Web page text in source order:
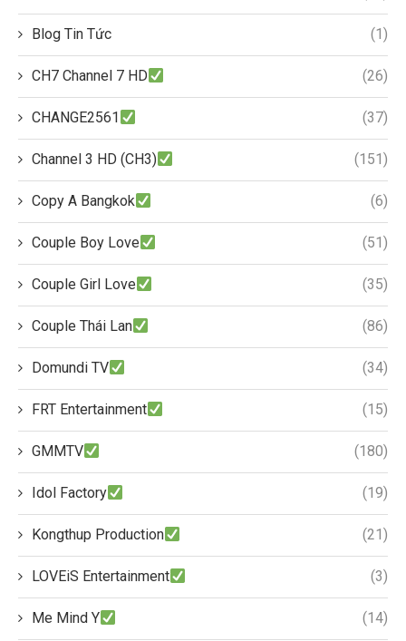
Blog Tin Tức (1)
CH7 Channel 7 HD (26)
CHANGE2561 (37)
Channel 3 HD (CH3) (151)
Copy A Bangkok (6)
Couple Boy Love (51)
Couple Girl Love (35)
Couple Thái Lan (86)
Domundi TV (34)
FRT Entertainment (15)
GMMTV (180)
Idol Factory (19)
Kongthup Production (21)
LOVEiS Entertainment (3)
Me Mind Y (14)